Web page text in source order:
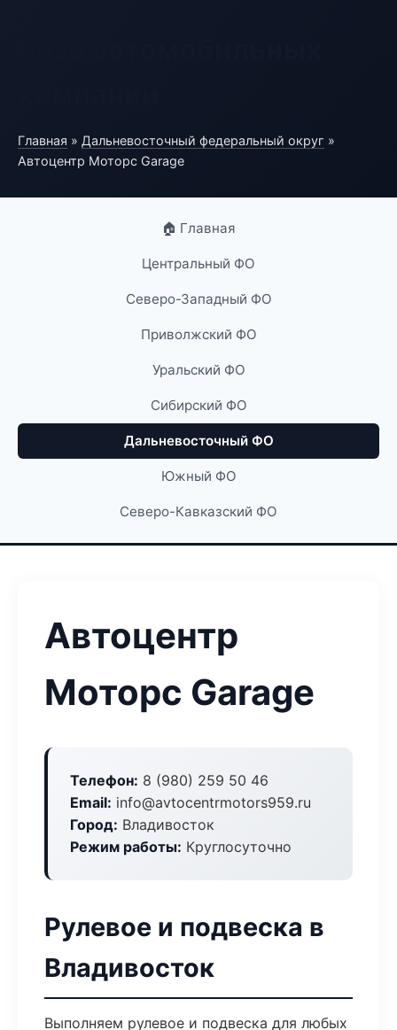
Главная » Дальневосточный федеральный округ »
Автоцентр Моторс Garage
🏠 Главная
Центральный ФО
Северо-Западный ФО
Приволжский ФО
Уральский ФО
Сибирский ФО
Дальневосточный ФО
Южный ФО
Северо-Кавказский ФО
Автоцентр
Моторс Garage
Телефон: 8 (980) 259 50 46
Email: info@avtocentrmotors959.ru
Город: Владивосток
Режим работы: Круглосуточно
Рулевое и подвеска в
Владивосток
Выполняем рулевое и подвеска для любых